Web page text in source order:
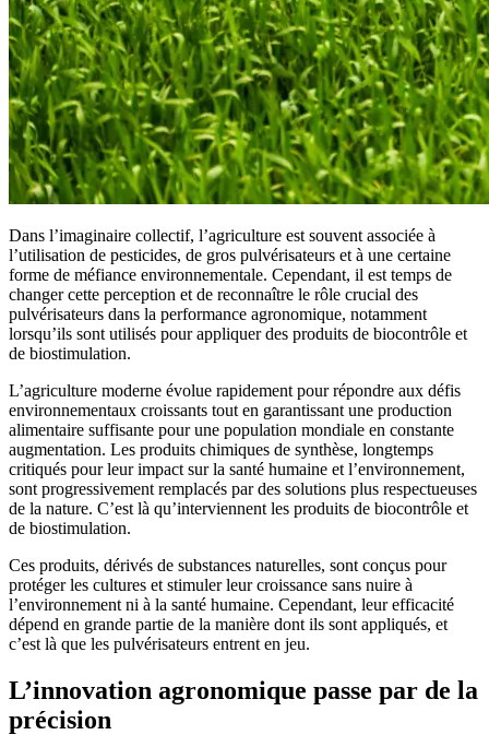
Dans l’imaginaire collectif, l’agriculture est souvent associée à
l’utilisation de pesticides, de gros pulvérisateurs et à une certaine
forme de méfiance environnementale. Cependant, il est temps de
changer cette perception et de reconnaître le rôle crucial des
pulvérisateurs dans la performance agronomique, notamment
lorsqu’ils sont utilisés pour appliquer des produits de biocontrôle et
de biostimulation.
L’agriculture moderne évolue rapidement pour répondre aux défis
environnementaux croissants tout en garantissant une production
alimentaire suffisante pour une population mondiale en constante
augmentation. Les produits chimiques de synthèse, longtemps
critiqués pour leur impact sur la santé humaine et l’environnement,
sont progressivement remplacés par des solutions plus respectueuses
de la nature. C’est là qu’interviennent les produits de biocontrôle et
de biostimulation.
Ces produits, dérivés de substances naturelles, sont conçus pour
protéger les cultures et stimuler leur croissance sans nuire à
l’environnement ni à la santé humaine. Cependant, leur efficacité
dépend en grande partie de la manière dont ils sont appliqués, et
c’est là que les pulvérisateurs entrent en jeu.
L’innovation agronomique passe par de la
précision